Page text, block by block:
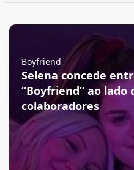
Boyfriend
Selena concede
“Boyfriend” ao lado
colaboradores